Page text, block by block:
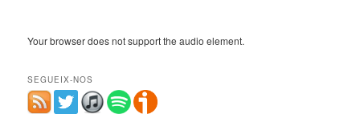
Your browser does not support the audio element.
SEGUEIX-NOS